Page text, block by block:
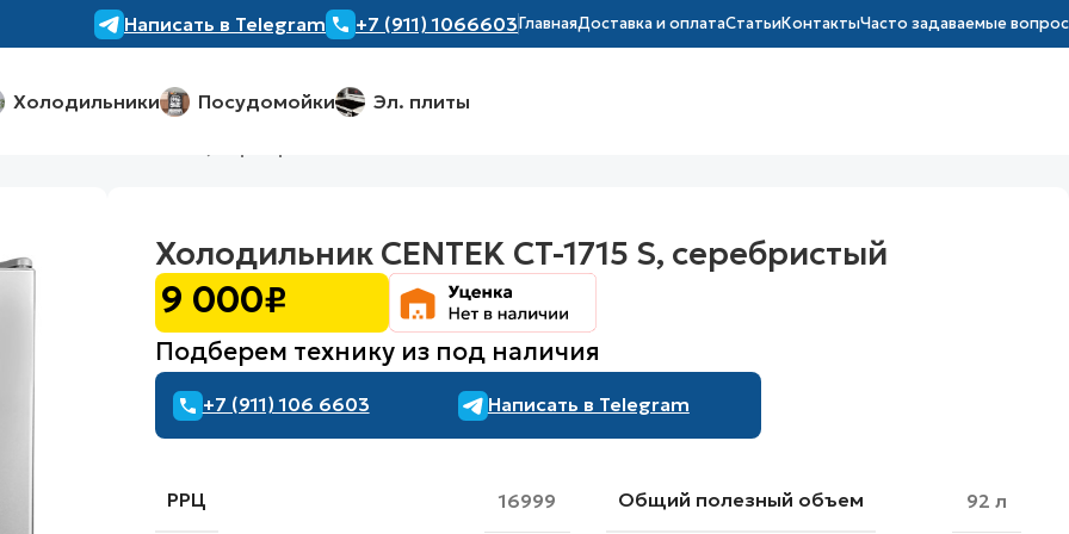
Написать в Telegram +7 (911) 1066603ГлавнаяДоставка и оплатаСтатьиКонтактыЧасто задаваемые
Холодильники Посудомойки
Эл. плиты
Холодильник CENTEK CT-1715 S, серебристый
9 000₽
Подберем технику из под наличия
+7 (911) 106 6603 Написать в Telegram
РРЦ 16999 Общий полезный объем 92 л